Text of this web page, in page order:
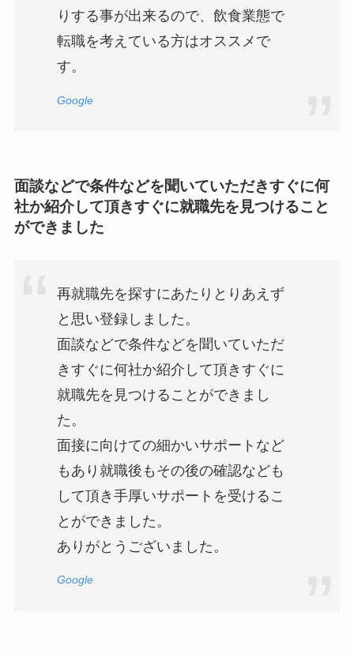
りする事が出来るので、飲食業態で
転職を考えている方はオススメで
す。
Google
面談などで条件などを聞いていただきすぐに何
社か紹介して頂きすぐに就職先を見つけること
ができました
再就職先を探すにあたりとりあえず
と思い登録しました。
面談などで条件などを聞いていただ
きすぐに何社か紹介して頂きすぐに
就職先を見つけることができまし
た。
面接に向けての細かいサポートなど
もあり就職後もその後の確認なども
して頂き手厚いサポートを受けるこ
とができました。
ありがとうございました。
Google